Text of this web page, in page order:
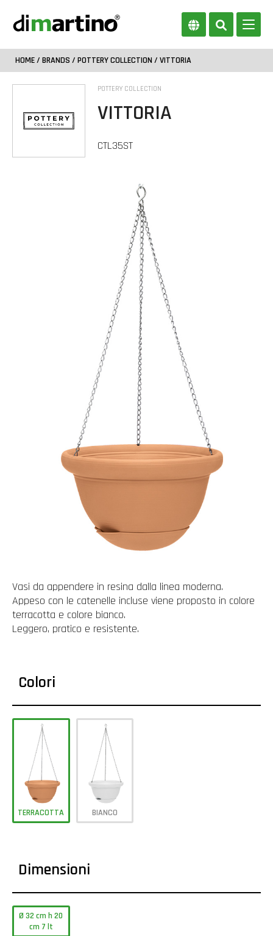
HOME/ BRANDS / POTTERY COLLECTION / VITTORIA
POTTERY COLLECTION
VITTORIA
CTL35ST
Vasi da appendere in resina dalla linea moderna.
Appeso con le catenelle incluse viene proposto in colore
terracotta e colore bianco.
Leggero, pratico e resistente.
Colori
TERRACOTTA BIANCO
Dimensioni
Ø 32 cm h 20
cm 7 lt